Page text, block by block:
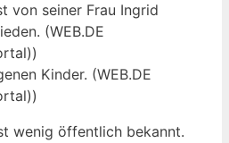
von seiner Frau Ingrid
(WEB.DE
Kinder. (WEB.DE
wenig öffentlich bekannt.